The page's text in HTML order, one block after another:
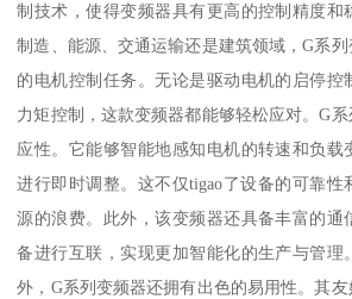
制技术，使得变频器具有更高的控制精度和
制造、能源、交通运输还是建筑领域，G系
的电机控制任务。无论是驱动电机的启停控
力矩控制，这款变频器都能够轻松应对。G
应性。它能够智能地感知电机的转速和负载
进行即时调整。这不仅tigao了设备的可靠性
源的浪费。此外，该变频器还具备丰富的通
备进行互联，实现更加智能化的生产与管理
外，G系列变频器还拥有出色的易用性。其